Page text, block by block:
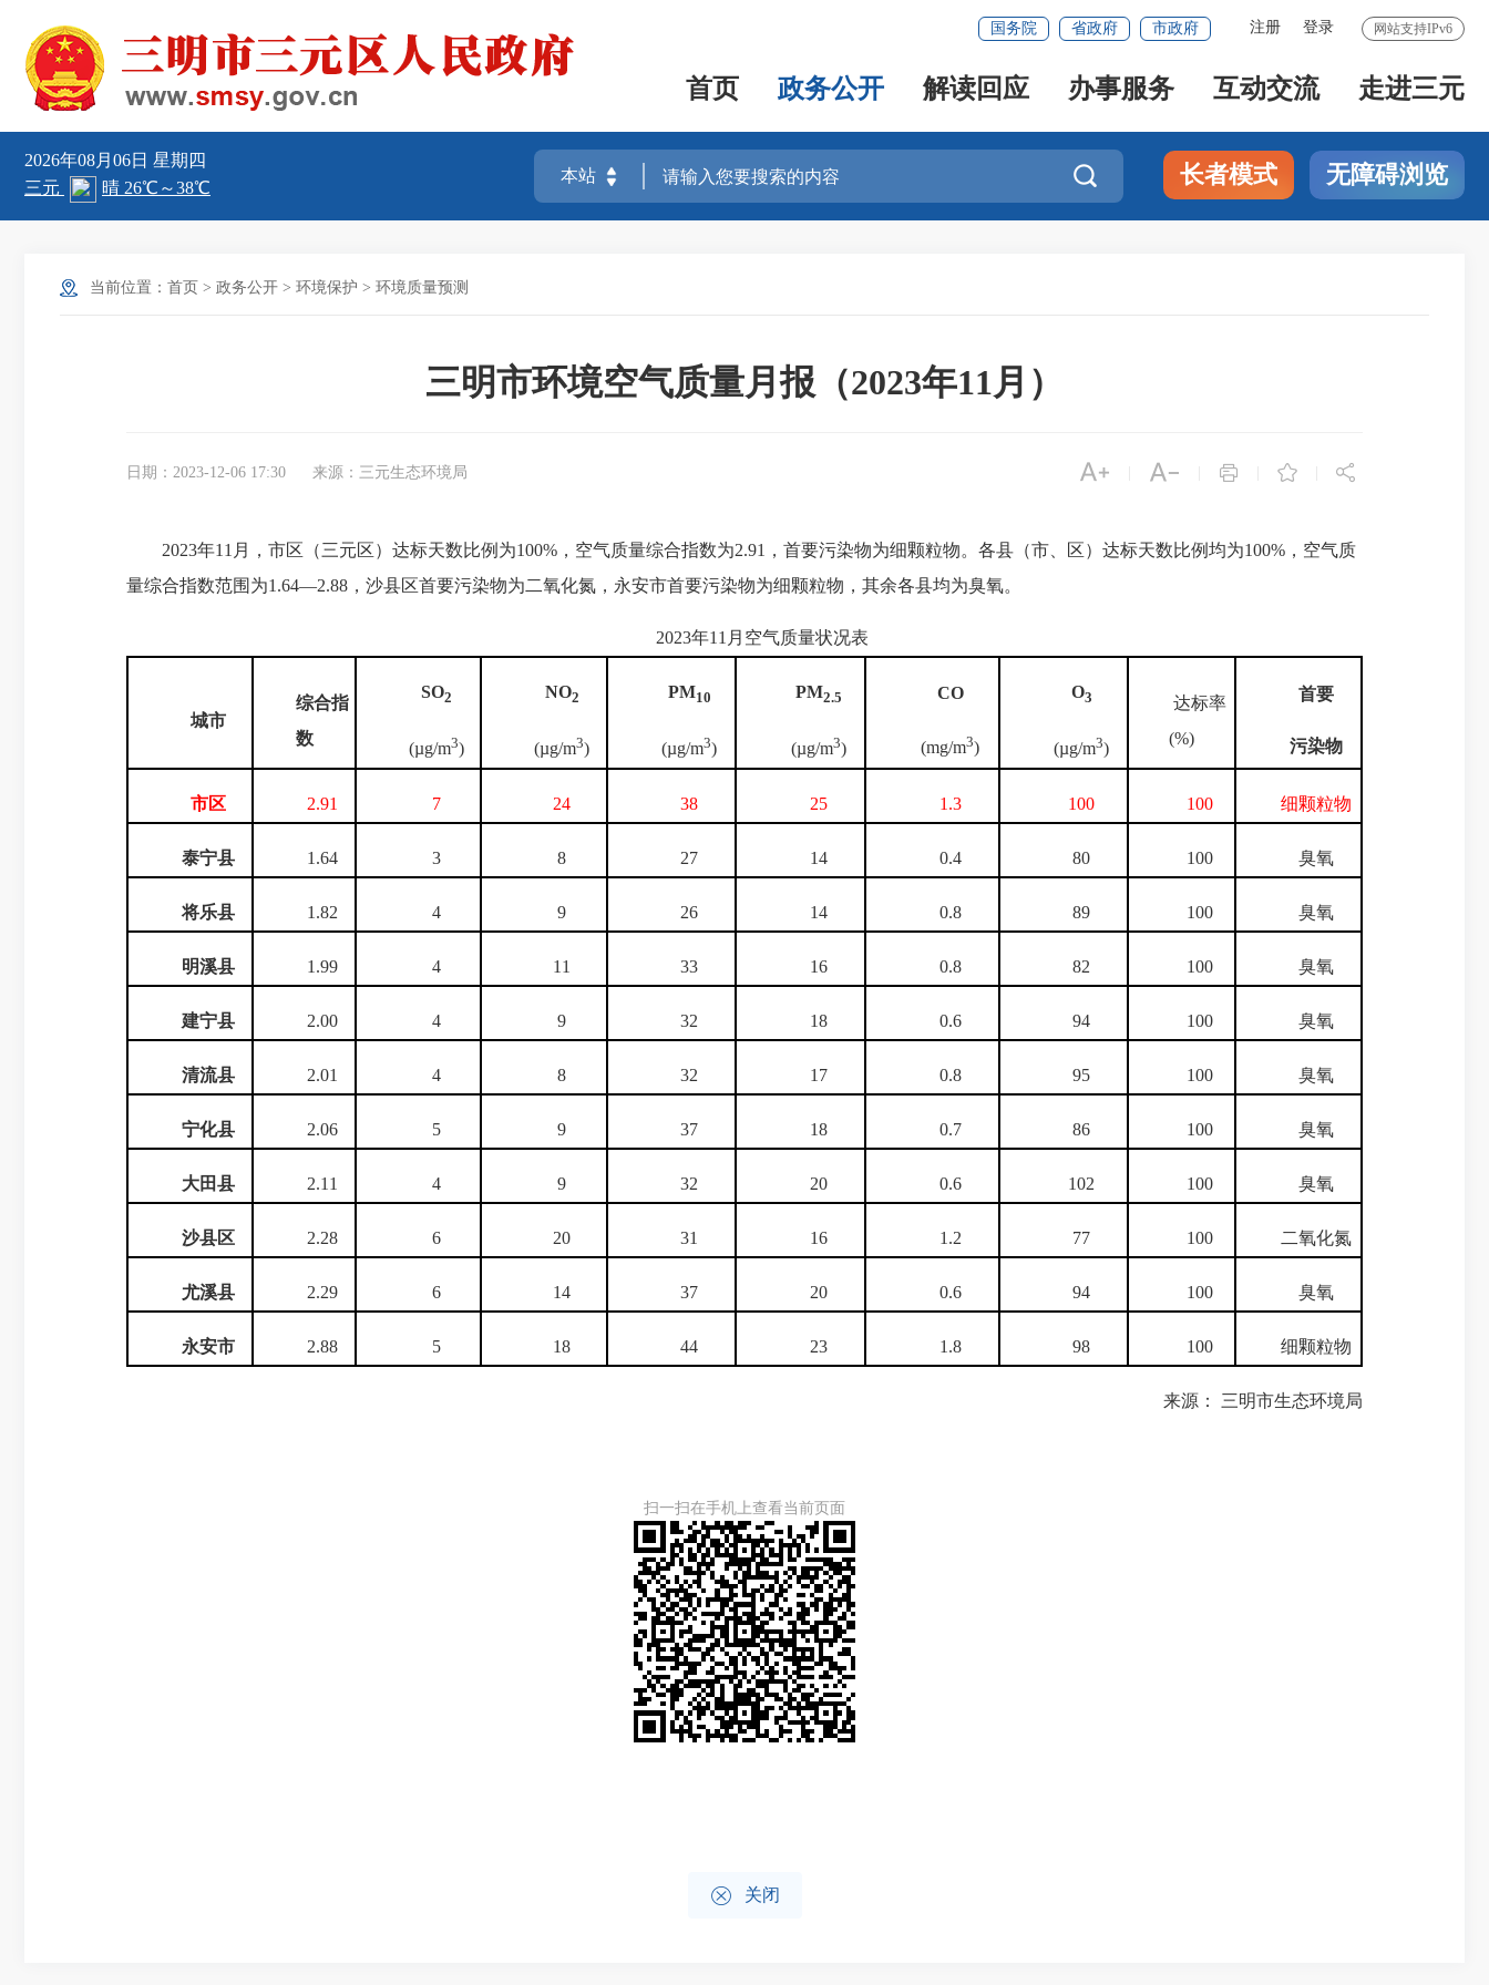
网站支持IPv6
注册 登录
国务院 省政府 市政府
首页 政务公开 解读回应 办事服务 互动交流 走进三元
2026年08月06日 星期四
 长者模式 无障碍浏览
当前位置： 首页 > 政务公开 > 环境保护 > 环境质量预测
三明市环境空气质量月报（2023年11月）
日期：2023-12-06 17:30 来源：三元生态环境局     
2023年11月，市区（三元区）达标天数比例为100%，空气质量综合指数为2.91，首要污染物为细颗粒物。各县（市、区）达标天数比例均为100%，空气质
量综合指数范围为1.64—2.88，沙县区首要污染物为二氧化氮，永安市首要污染物为细颗粒物，其余各县均为臭氧。
2023年11月空气质量状况表
城市
综合指
数
SO2
(µg/m3)
NO2
(µg/m3)
PM10
(µg/m3)
PM2.5
(µg/m3)
CO
(mg/m3)
O3
(µg/m3)
达标率
(%)
首要
污染物
市区 2.91 7 24 38 25 1.3 100 100 细颗粒物
泰宁县 1.64 3 8 27 14 0.4 80 100 臭氧
将乐县 1.82 4 9 26 14 0.8 89 100 臭氧
明溪县 1.99 4 11 33 16 0.8 82 100 臭氧
建宁县 2.00 4 9 32 18 0.6 94 100 臭氧
清流县 2.01 4 8 32 17 0.8 95 100 臭氧
宁化县 2.06 5 9 37 18 0.7 86 100 臭氧
大田县 2.11 4 9 32 20 0.6 102 100 臭氧
沙县区 2.28 6 20 31 16 1.2 77 100 二氧化氮
尤溪县 2.29 6 14 37 20 0.6 94 100 臭氧
永安市 2.88 5 18 44 23 1.8 98 100 细颗粒物
来源： 三明市生态环境局
扫一扫在手机上查看当前页面
 关闭